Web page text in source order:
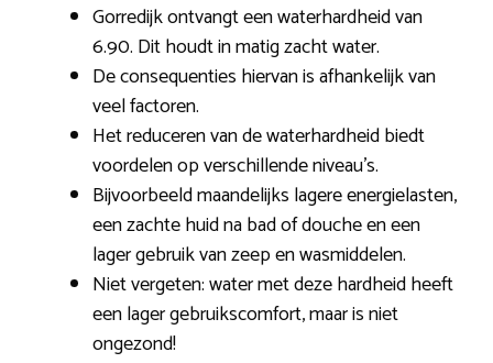
Gorredijk ontvangt een waterhardheid van
6.90. Dit houdt in matig zacht water.
De consequenties hiervan is afhankelijk van
veel factoren.
Het reduceren van de waterhardheid biedt
voordelen op verschillende niveau’s.
Bijvoorbeeld maandelijks lagere energielasten,
een zachte huid na bad of douche en een
lager gebruik van zeep en wasmiddelen.
Niet vergeten: water met deze hardheid heeft
een lager gebruikscomfort, maar is niet
ongezond!